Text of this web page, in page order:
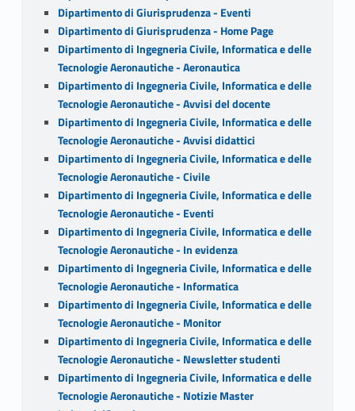
Dipartimento di Giurisprudenza - Eventi
Dipartimento di Giurisprudenza - Home Page
Dipartimento di Ingegneria Civile, Informatica e delle
Tecnologie Aeronautiche - Aeronautica
Dipartimento di Ingegneria Civile, Informatica e delle
Tecnologie Aeronautiche - Avvisi del docente
Dipartimento di Ingegneria Civile, Informatica e delle
Tecnologie Aeronautiche - Avvisi didattici
Dipartimento di Ingegneria Civile, Informatica e delle
Tecnologie Aeronautiche - Civile
Dipartimento di Ingegneria Civile, Informatica e delle
Tecnologie Aeronautiche - Eventi
Dipartimento di Ingegneria Civile, Informatica e delle
Tecnologie Aeronautiche - In evidenza
Dipartimento di Ingegneria Civile, Informatica e delle
Tecnologie Aeronautiche - Informatica
Dipartimento di Ingegneria Civile, Informatica e delle
Tecnologie Aeronautiche - Monitor
Dipartimento di Ingegneria Civile, Informatica e delle
Tecnologie Aeronautiche - Newsletter studenti
Dipartimento di Ingegneria Civile, Informatica e delle
Tecnologie Aeronautiche - Notizie Master